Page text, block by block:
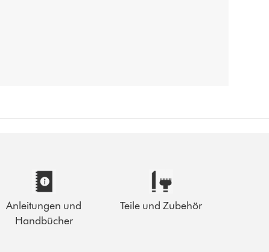
Anleitungen und
Handbücher
Teile und Zubehör